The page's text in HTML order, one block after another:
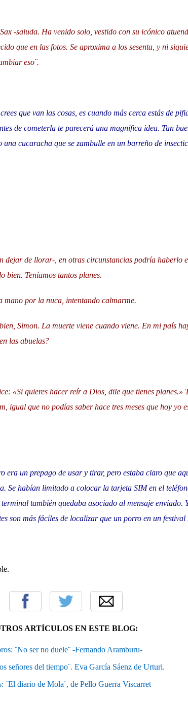
-saluda. Ha venido solo, vestido con su icónico
que en las fotos. Se aproxima a los sesenta, y ni
eso¨.
que van las cosas, es cuando más cerca estás de
de cometerla te parecerá una magnífica idea. Tan
cucaracha que se zambulle en un barreño de
dejar de llorar-, en otras circunstancias podría haberlo
bien. Teníamos tantos planes.
mano por la nuca, intentando calmarme.
Simon. La muerte viene cuando viene. En mi país
las abuelas?
«Si quieres hacer reír a Dios, dile que tienes planes.»
igual que no podías saber hace tres meses que hoy yo
era un prepago de usar y tirar, pero estaba claro que
Se habían limitado a colocar la tarjeta SIM en el
también quedaba asociado al mensaje enviado.
son más fáciles de localizar que un porro en un festival
ARTÍCULOS EN ESTE BLOG:
¨No ser no duele¨ -Fernando Aramburu-
señores del tiempo¨. Eva García Sáenz de Urturi.
¨El diario de Mola¨, de Pello Guerra Viscarret